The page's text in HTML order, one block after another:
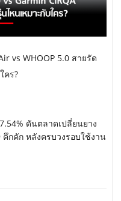
vs WHOOP 5.0 สายรัด
คร?
ดันตลาดเปลี่ยนยาง
คึกคัก หลังครบวงรอบใช้งาน